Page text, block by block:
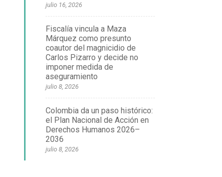
julio 16, 2026
Fiscalía vincula a Maza
Márquez como presunto
coautor del magnicidio de
Carlos Pizarro y decide no
imponer medida de
aseguramiento
julio 8, 2026
Colombia da un paso histórico:
el Plan Nacional de Acción en
Derechos Humanos 2026–
2036
julio 8, 2026